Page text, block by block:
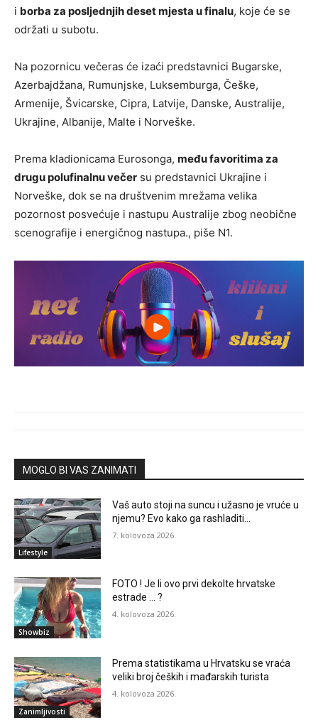
i borba za posljednjih deset mjesta u finalu, koje će se
održati u subotu.
Na pozornicu večeras će izaći predstavnici Bugarske,
Azerbajdžana, Rumunjske, Luksemburga, Češke,
Armenije, Švicarske, Cipra, Latvije, Danske, Australije,
Ukrajine, Albanije, Malte i Norveške.
Prema kladionicama Eurosonga, među favoritima za
drugu polufinalnu večer su predstavnici Ukrajine i
Norveške, dok se na društvenim mrežama velika
pozornost posvećuje i nastupu Australije zbog neobične
scenografije i energičnog nastupa., piše N1.
MOGLO BI VAS ZANIMATI
Lifestyle
Vaš auto stoji na suncu i užasno je vruće u
njemu? Evo kako ga rashladiti…
7. kolovoza 2026.
Showbiz
FOTO ! Je li ovo prvi dekolte hrvatske
estrade … ?
4. kolovoza 2026.
Zanimljivosti
Prema statistikama u Hrvatsku se vraća
veliki broj čeških i mađarskih turista
4. kolovoza 2026.